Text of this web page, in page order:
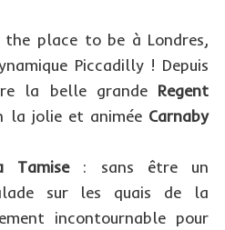
the place to be à Londres,
Piccadilly ! Depuis
la belle grande Regent
jolie et animée Carnaby
Tamise: sans être un
sur les quais de la
incontournable pour